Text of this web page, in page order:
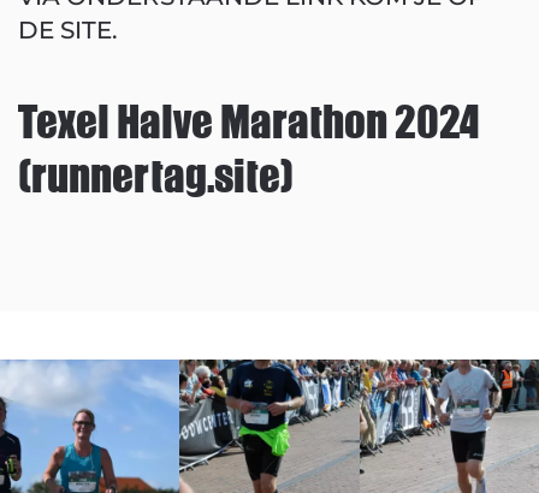
DE SITE.
Texel Halve Marathon 2024
(runnertag.site)